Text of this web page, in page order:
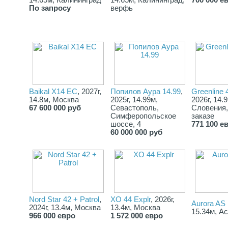
части рубки в португальском стиле. Каждый элемент палубы -
это приглашение насладиться круизами и жизнью на свежем
Технические характеристики:
✔Ширина: 4,23 м
✔Осадка: 1,12
✔Двигатель: 2 х Volvo Penta IPS 650 (2x480 Hp) (2x353kw)
✔Тип двигателя: Дизель
✔Сухой вес: 13500 кг
По запросу
верфь
Baikal X14 EC, 2027г,
14.8м, Москва
67 600 000 руб
Попилов Аура 14.99,
2025г, 14.99м,
Севастополь,
Симферопольское
шоссе, 4
60 000 000 руб
Greenline
2026г,
заказе
771 100
Nord Star 42 + Patrol ,
2024г, 13.4м, Москва
966 000 евро
XO 44 Explr, 2026г,
13.4м, Москва
1 572 000 евро
Aurora AS
15.34м,